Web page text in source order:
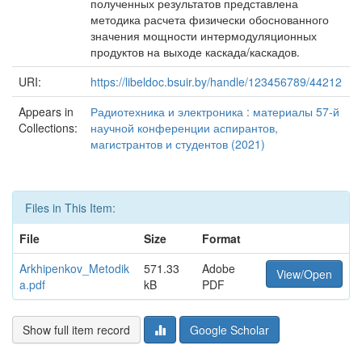
полученных результатов представлена
методика расчета физически обоснованного
значения мощности интермодуляционных
продуктов на выходе каскада/каскадов.
URI:
https://libeldoc.bsuir.by/handle/123456789/44212
Appears in
Collections:
Радиотехника и электроника : материалы 57-й
научной конференции аспирантов,
магистрантов и студентов (2021)
Files in This Item:
File
Size
Format
Arkhipenkov_Metodik
a.pdf
571.33
kB
Adobe
PDF
View/Open
Show full item record Google Scholar